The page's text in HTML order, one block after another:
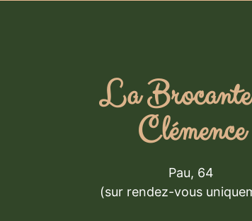
La
Clémence
Pau, 64
(sur rendez-vous